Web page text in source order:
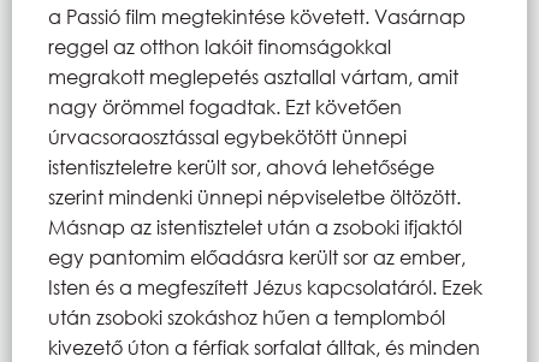
a Passió film megtekintése követett. Vasárnap
reggel az otthon lakóit finomságokkal
megrakott meglepetés asztallal vártam, amit
nagy örömmel fogadtak. Ezt követően
úrvacsoraosztással egybekötött ünnepi
istentiszteletre került sor, ahová lehetősége
szerint mindenki ünnepi népviseletbe öltözött.
Másnap az istentisztelet után a zsoboki ifjaktól
egy pantomim előadásra került sor az ember,
Isten és a megfeszített Jézus kapcsolatáról. Ezek
után zsoboki szokáshoz hűen a templomból
kivezető úton a férfiak sorfalat álltak, és minden